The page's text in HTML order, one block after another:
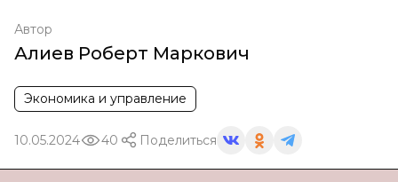
Автор
Алиев Роберт Маркович
Экономика и управление
10.05.2024 40 Поделиться